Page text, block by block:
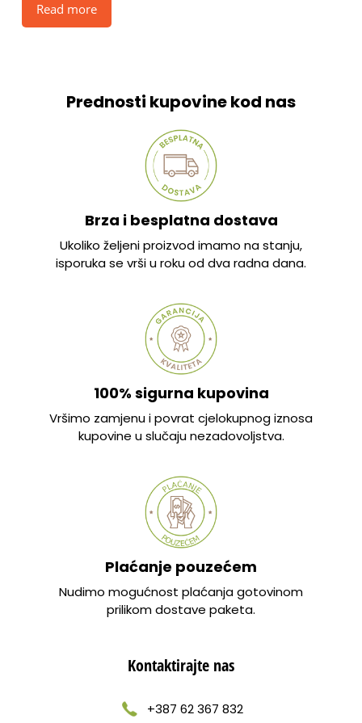
Read more
Prednosti kupovine kod nas
Brza i besplatna dostava
Ukoliko željeni proizvod imamo na stanju,
isporuka se vrši u roku od dva radna dana.
100% sigurna kupovina
Vršimo zamjenu i povrat cjelokupnog iznosa
kupovine u slučaju nezadovoljstva.
Plaćanje pouzećem
Nudimo mogućnost plaćanja gotovinom
prilikom dostave paketa.
Kontaktirajte nas
+387 62 367 832